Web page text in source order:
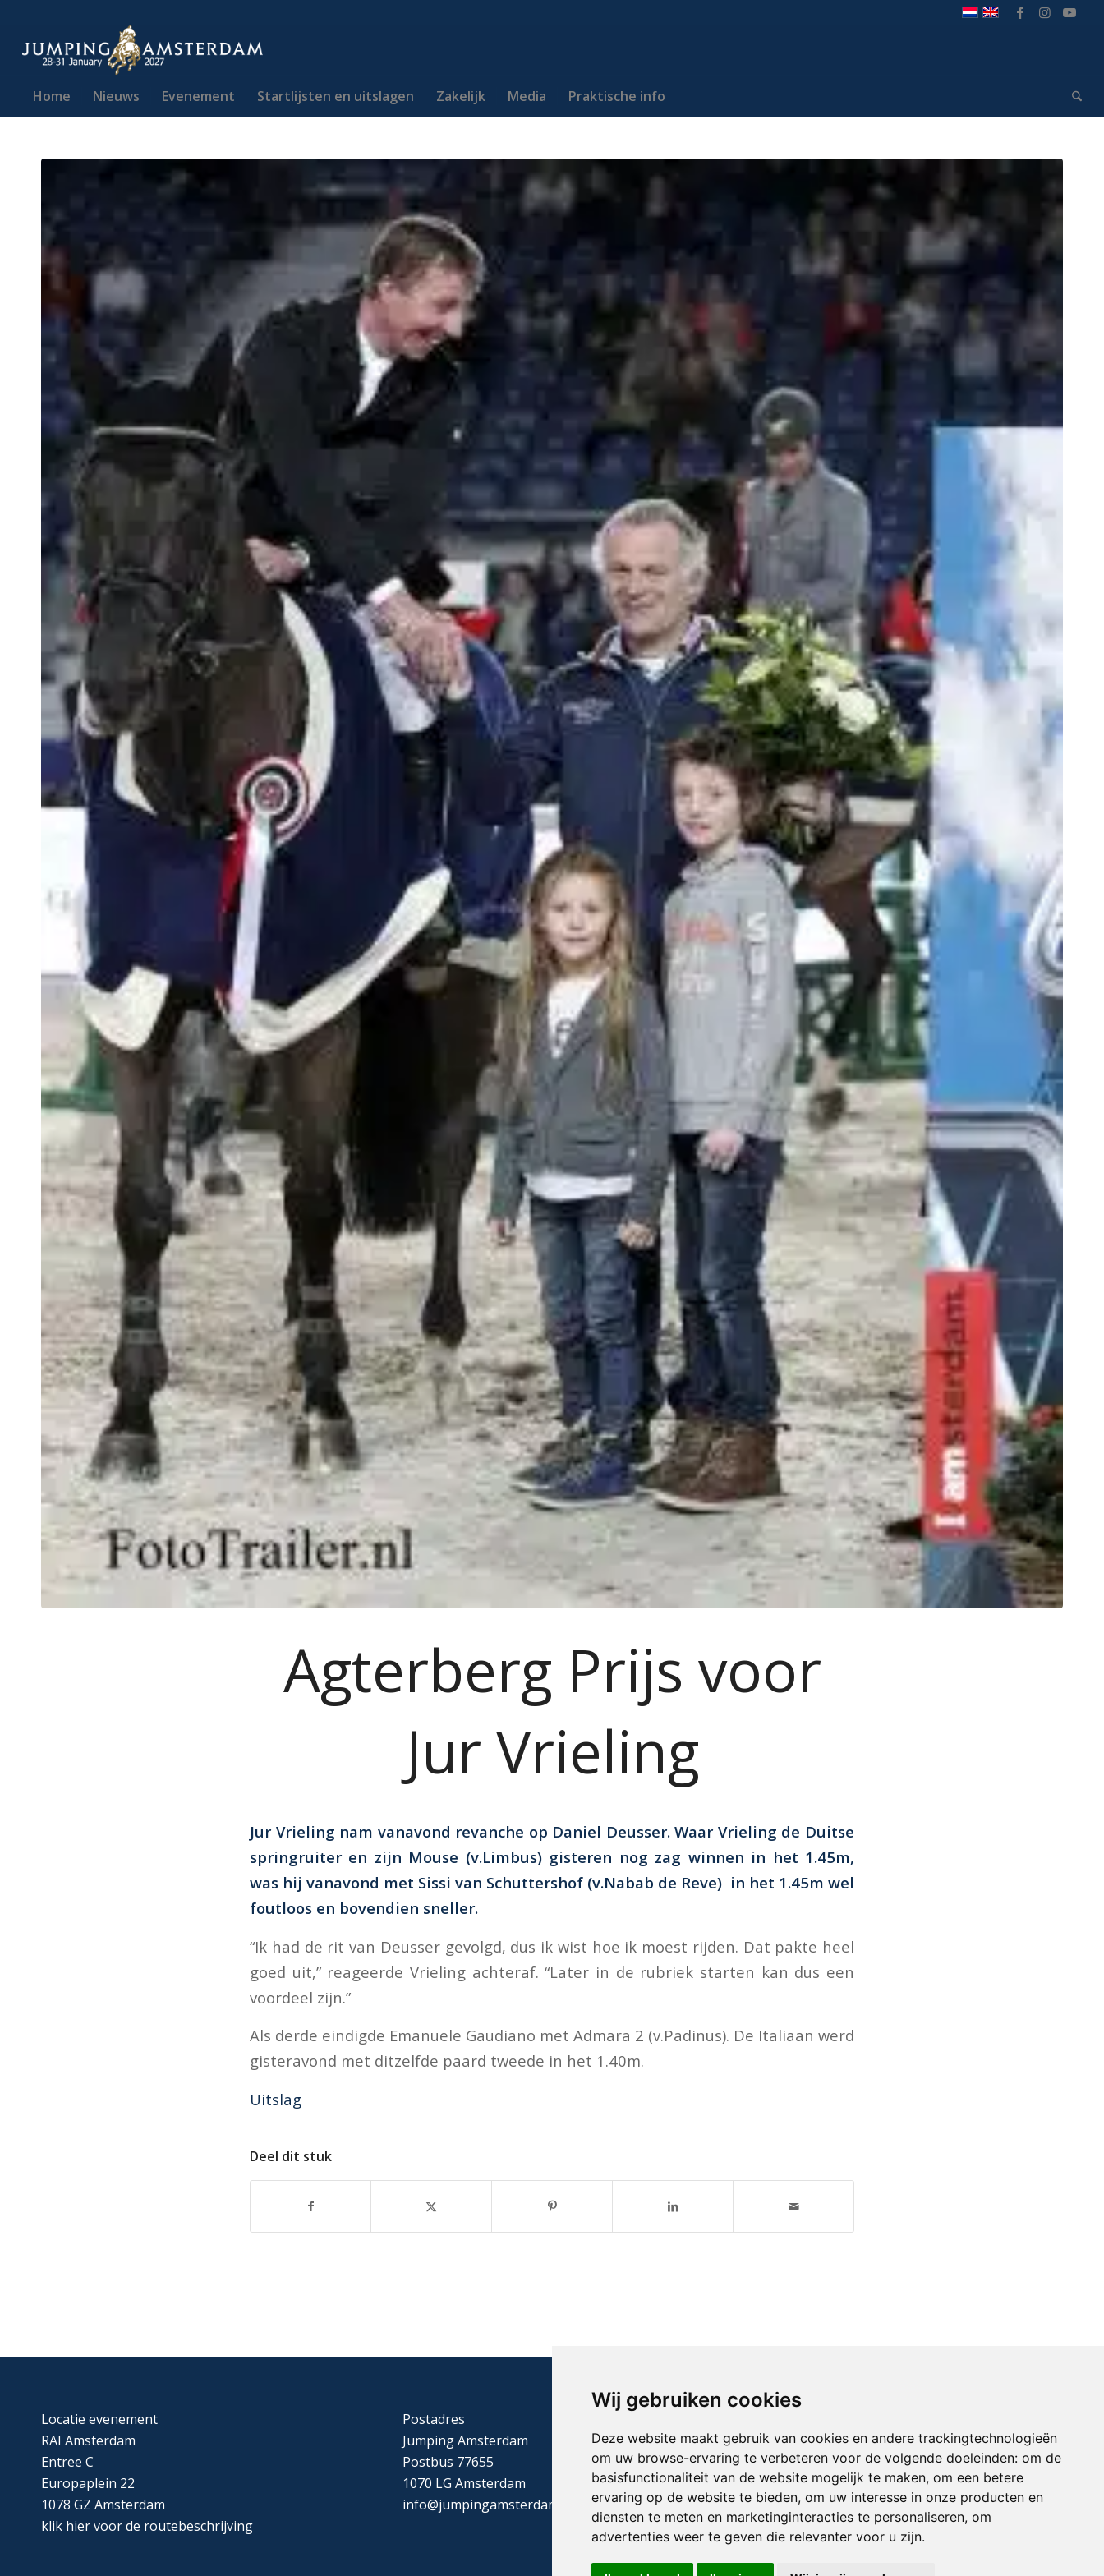
Wij gebruiken cookies
Deze website maakt gebruik van cookies en andere trackingtechnologieën
om uw browse-ervaring te verbeteren voor de volgende doeleinden: om de
basisfunctionaliteit van de website mogelijk te maken, om een betere
ervaring op de website te bieden, om uw interesse in onze producten en
diensten te meten en marketinginteracties te personaliseren, om
advertenties weer te geven die relevanter voor u zijn.
Home Nieuws Evenement Startlijsten en uitslagen Zakelijk Media Praktische info
Agterberg Prijs voor
Jur Vrieling
Jur Vrieling nam vanavond revanche op Daniel Deusser. Waar Vrieling de Duitse
springruiter en zijn Mouse (v.Limbus) gisteren nog zag winnen in het 1.45m,
was hij vanavond met Sissi van Schuttershof (v.Nabab de Reve) in het 1.45m wel
foutloos en bovendien sneller.
“Ik had de rit van Deusser gevolgd, dus ik wist hoe ik moest rijden. Dat pakte heel
goed uit,” reageerde Vrieling achteraf. “Later in de rubriek starten kan dus een
voordeel zijn.”
Als derde eindigde Emanuele Gaudiano met Admara 2 (v.Padinus). De Italiaan werd
gisteravond met ditzelfde paard tweede in het 1.40m.
Uitslag
Deel dit stuk
Locatie evenement
RAI Amsterdam
Entree C
Europaplein 22
1078 GZ Amsterdam
klik hiervoor de routebeschrijving
Postadres
Jumping Amsterdam
Postbus 77655
1070 LG Amsterdam
info@jumpingamsterdam.nl